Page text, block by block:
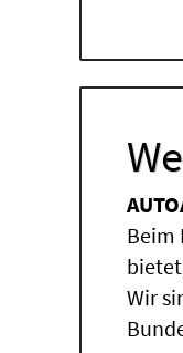
Beim
Wir